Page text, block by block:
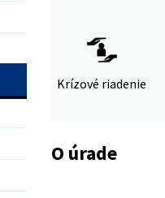
Krízové riadenie
O úrade